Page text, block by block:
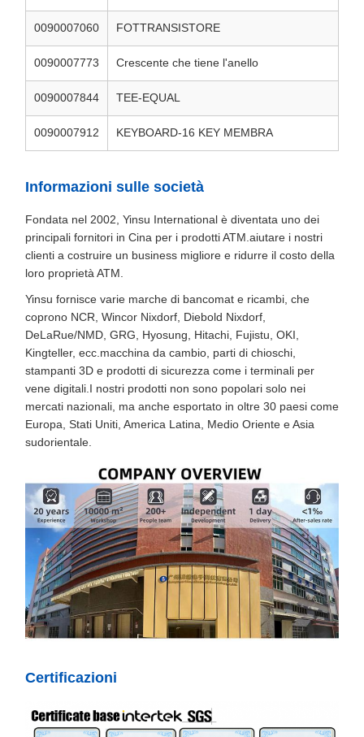
0090007060 FOTTRANSISTORE
0090007773 Crescente che tiene l'anello
0090007844 TEE-EQUAL
0090007912 KEYBOARD-16 KEY MEMBRA
Informazioni sulle società
Fondata nel 2002, Yinsu International è diventata uno dei
principali fornitori in Cina per i prodotti ATM.aiutare i nostri
clienti a costruire un business migliore e ridurre il costo della
loro proprietà ATM.
Yinsu fornisce varie marche di bancomat e ricambi, che
coprono NCR, Wincor Nixdorf, Diebold Nixdorf,
DeLaRue/NMD, GRG, Hyosung, Hitachi, Fujistu, OKI,
Kingteller, ecc.macchina da cambio, parti di chioschi,
stampanti 3D e prodotti di sicurezza come i terminali per
vene digitali.I nostri prodotti non sono popolari solo nei
mercati nazionali, ma anche esportato in oltre 30 paesi come
Europa, Stati Uniti, America Latina, Medio Oriente e Asia
sudorientale.
Certificazioni